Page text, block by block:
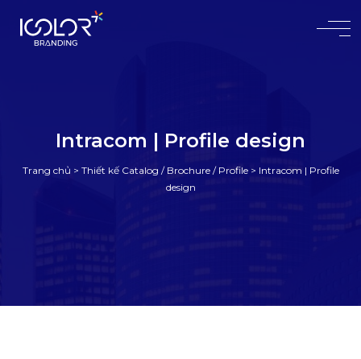
#
Intracom | Profile design
Trang chủ > Thiết kế Catalog / Brochure / Profile> Intracom | Profile
design